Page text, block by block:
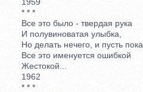
* * *
Все это было - твердая рука
И полувиноватая улыбка,
Но делать нечего, и пусть пока
Все это именуется ошибкой
Жестокой...
1962
* * *